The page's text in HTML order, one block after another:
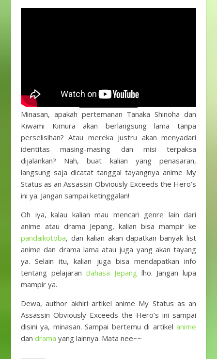
Minasan, apakah pertemanan Tanaka Shinoha dan
Kiwami Kimura akan berlangsung lama tanpa
perselisihan? Atau mereka justru akan menyadari
identitas masing-masing dan misi terpaksa
dijalankan? Nah, buat kalian yang penasaran,
langsung saja dicatat tanggal tayangnya anime My
Status as an Assassin Obviously Exceeds the Hero’s
ini ya. Jangan sampai ketinggalan!
Oh iya, kalau kalian mau mencari genre lain dari
anime atau drama Jepang, kalian bisa mampir ke
pandaikotoba, dan kalian akan dapatkan banyak list
anime dan drama lama atau juga yang akan tayang
ya. Selain itu, kalian juga bisa mendapatkan info
tentang pelajaran Bahasa Jepang lho. Jangan lupa
mampir ya.
Dewa, author akhiri artikel anime My Status as an
Assassin Obviously Exceeds the Hero’s ini sampai
disini ya, minasan. Sampai bertemu di artikel anime
dan drama yang lainnya. Mata nee~~